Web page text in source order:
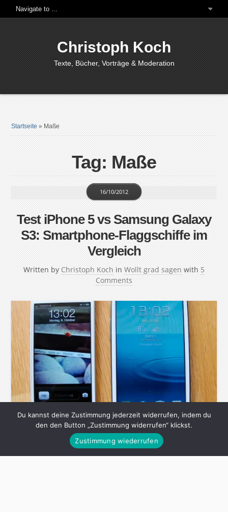
Christoph Koch
Texte, Bücher, Vorträge & Moderation
Startseite » Maße
Tag: Maße
Test iPhone 5 vs Samsung Galaxy
S3: Smartphone-Flaggschiffe im
Vergleich
Written by Christoph Koch
16/10/2012
in Wollt grad sagen with 5
Comments
Ganz früher hieß es „Beatles oder Stones?“, später dann
„Geha oder Pelikan?“. Heute ist die Frage, an der sich
Du kannst deine Zustimmung jederzeit widerrufen, indem du
den den Button „Zustimmung widerrufen“ klickst.
Zustimmung wiederrufen